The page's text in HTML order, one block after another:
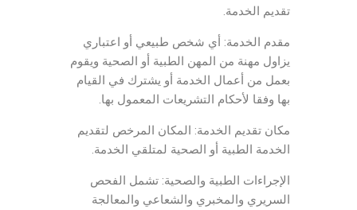
تقديم الخدمة.
مقدم الخدمة: أي شخص طبيعي أو اعتباري
يزاول مهنة من المهن الطبية أو الصحية ويقوم
بعمل من أعمال الخدمة أو يشترك في القيام
بها وفقا لأحكام التشريعات المعمول بها.
مكان تقديم الخدمة: المكان المرخص لتقديم
الخدمة الطبية أو الصحية لمتلقي الخدمة.
الإجراءات الطبية والصحية: تشمل الفحص
السريري والمخبري والشعاعي والمعالجة